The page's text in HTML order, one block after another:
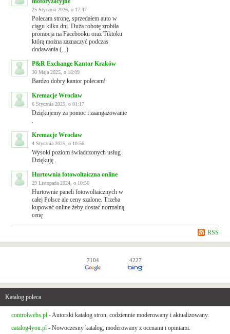
25 Stycznia 2026, o 17:47
Polecam stronę, sprzedałem auto w
ciągu kilku dni. Duża robotę zrobiła
promocja na Facebooku oraz Tiktoku
którą można zaznaczyć podczas
dodawania (...)
P&R Exchange Kantor Kraków
30 Maja 2025, o 18:09
Bardzo dobry kantor polecam!
Kremacje Wrocław
6 Stycznia 2025, o 01:17
Dziękujemy za pomoc i zaangażowanie
Kremacje Wrocław
4 Stycznia 2025, o 10:56
Wysoki poziom świadczonych usług .
Dziękuję .
Hurtownia fotowoltaiczna online
29 Listopada 2024, o 10:56
Hurtownie paneli fotowoltaicznych w
całej Polsce ale ceny szalone. Trzeba
kupować online żeby dostać normalną
cenę
RSS
7104 4227
Katalog poleca
controlwebs.pl - Autorski katalog stron, codziennie moderowany i aktualizowany.
catalog4you.pl - Nowoczesny katalog, moderowany z ocenami i opiniami.